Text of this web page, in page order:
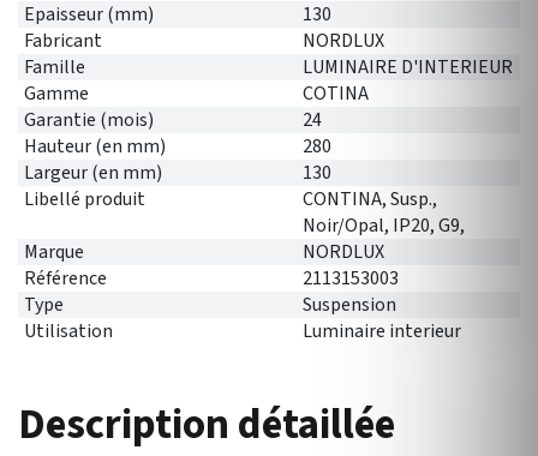
Epaisseur (mm)
130
Fabricant
NORDLUX
Famille
LUMINAIRE D'INTERIEUR
Gamme
COTINA
Garantie (mois)
24
Hauteur (en mm)
280
Largeur (en mm)
130
Libellé produit
CONTINA, Susp.,
Noir/Opal, IP20, G9,
Marque
NORDLUX
Référence
2113153003
Type
Suspension
Utilisation
Luminaire interieur
Description détaillée